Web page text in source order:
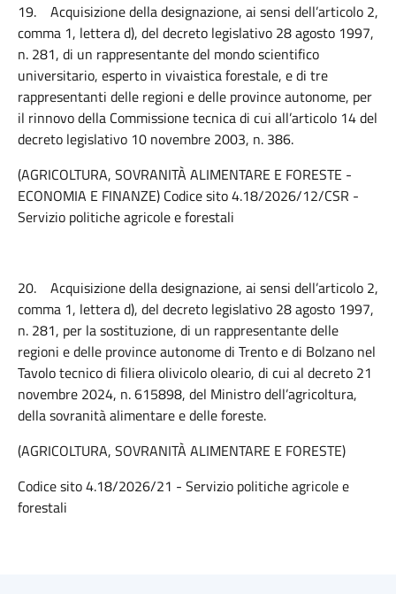
19. Acquisizione della designazione, ai sensi dell’articolo 2,
comma 1, lettera d), del decreto legislativo 28 agosto 1997,
n. 281, di un rappresentante del mondo scientifico
universitario, esperto in vivaistica forestale, e di tre
rappresentanti delle regioni e delle province autonome, per
il rinnovo della Commissione tecnica di cui all’articolo 14 del
decreto legislativo 10 novembre 2003, n. 386.
(AGRICOLTURA, SOVRANITÀ ALIMENTARE E FORESTE -
ECONOMIA E FINANZE) Codice sito 4.18/2026/12/CSR -
Servizio politiche agricole e forestali
20. Acquisizione della designazione, ai sensi dell’articolo 2,
comma 1, lettera d), del decreto legislativo 28 agosto 1997,
n. 281, per la sostituzione, di un rappresentante delle
regioni e delle province autonome di Trento e di Bolzano nel
Tavolo tecnico di filiera olivicolo oleario, di cui al decreto 21
novembre 2024, n. 615898, del Ministro dell’agricoltura,
della sovranità alimentare e delle foreste.
(AGRICOLTURA, SOVRANITÀ ALIMENTARE E FORESTE)
Codice sito 4.18/2026/21 - Servizio politiche agricole e
forestali